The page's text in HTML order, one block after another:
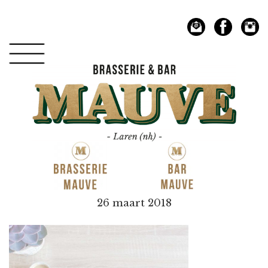
hoofdnavigatie
hoofd
inhoud
Mauve
26 maart 2018